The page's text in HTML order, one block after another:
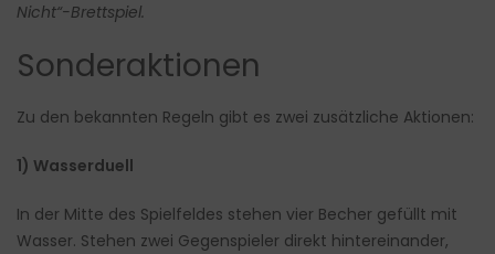
Nicht“-Brettspiel.
Sonderaktionen
Zu den bekannten Regeln gibt es zwei zusätzliche Aktionen:
1) Wasserduell
In der Mitte des Spielfeldes stehen vier Becher gefüllt mit
Wasser. Stehen zwei Gegenspieler direkt hintereinander,